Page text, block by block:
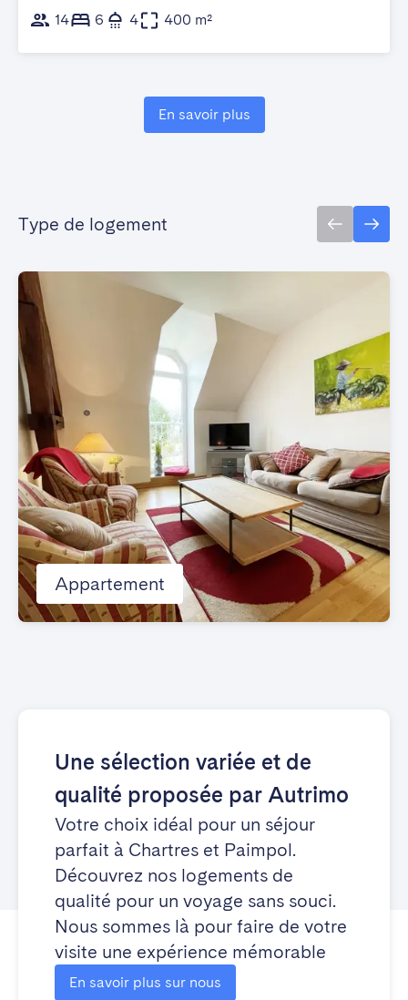
14
6 4 400 m²
En savoir plus
Type de logement
Appartement
Une sélection variée et de
qualité proposée par Autrimo
Votre choix idéal pour un séjour
parfait à Chartres et Paimpol.
Découvrez nos logements de
qualité pour un voyage sans souci.
Nous sommes là pour faire de votre
visite une expérience mémorable
En savoir plus sur nous